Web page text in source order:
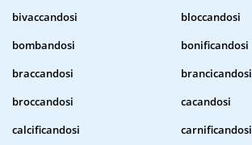
bivaccandosi
bloccandosi
bombandosi
bonificandosi
braccandosi
brancicandosi
broccandosi
cacandosi
calcificandosi
carnificandosi